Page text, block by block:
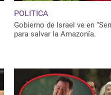
POLITICA
Gobierno de Israel ve en
para salvar la Amazonía.